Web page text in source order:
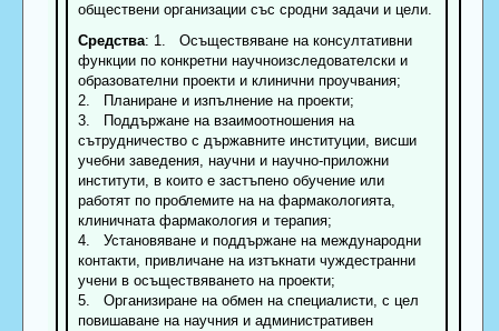
обществени организации със сродни задачи и цели.
Средства: 1. Осъществяване на консултативни
функции по конкретни научноизследователски и
образователни проекти и клинични проучвания;
2. Планиране и изпълнение на проекти;
3. Поддържане на взаимоотношения на
сътрудничество с държавните институции, висши
учебни заведения, научни и научно-приложни
институти, в които е застъпено обучение или
работят по проблемите на на фармакологията,
клиничната фармакология и терапия;
4. Установяване и поддържане на международни
контакти, привличане на изтъкнати чуждестранни
учени в осъществяването на проекти;
5. Организиране на обмен на специалисти, с цел
повишаване на научния и административен